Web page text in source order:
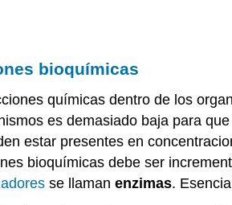
bioquímicas
químicas dentro de los
es demasiado baja para
estar presentes en
bioquímicas debe ser
se llaman enzimas.